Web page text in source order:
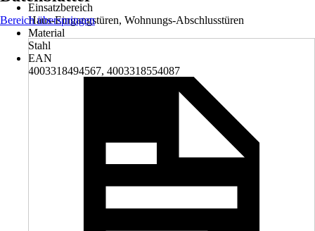
Einsatzbereich
Haus-Eingangstüren, Wohnungs-Abschlusstüren
Material
Stahl
EAN
4003318494567, 4003318554087
Bereich überspringen